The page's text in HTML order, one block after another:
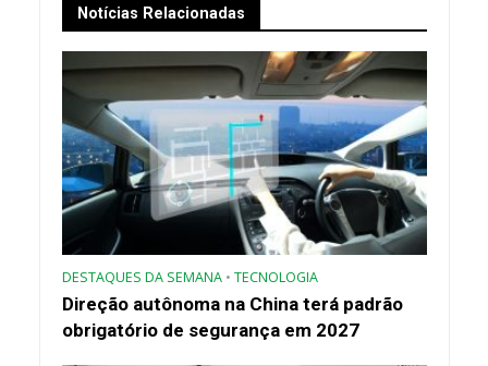
Notícias Relacionadas
DESTAQUES DA SEMANA • TECNOLOGIA
Direção autônoma na China terá padrão
obrigatório de segurança em 2027